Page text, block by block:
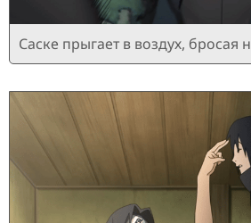
Саске прыгает в воздух, бросая